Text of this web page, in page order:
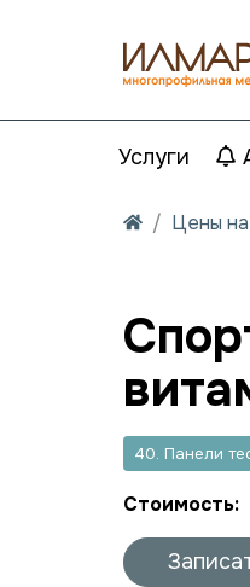
Услуги
Цены на
40. Панели
Стоимость: